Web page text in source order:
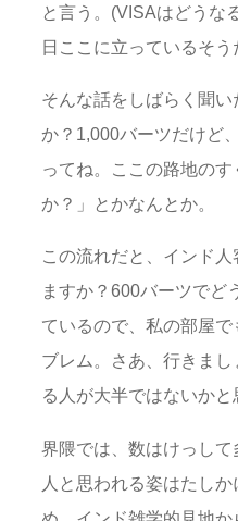
と言う。(VISAはどうな
日ここに立っているそう
そんな話をしばらく聞
か？1,000バーツだけど
ってね。ここの路地の
か？」とかなんとか。
この流れだと、インド
ますか？600バーツでど
ているので、私の部屋
ブレム。さあ、行きま
る人が大半ではないかと
界隈では、数はけっし
人と思われる姿はたし